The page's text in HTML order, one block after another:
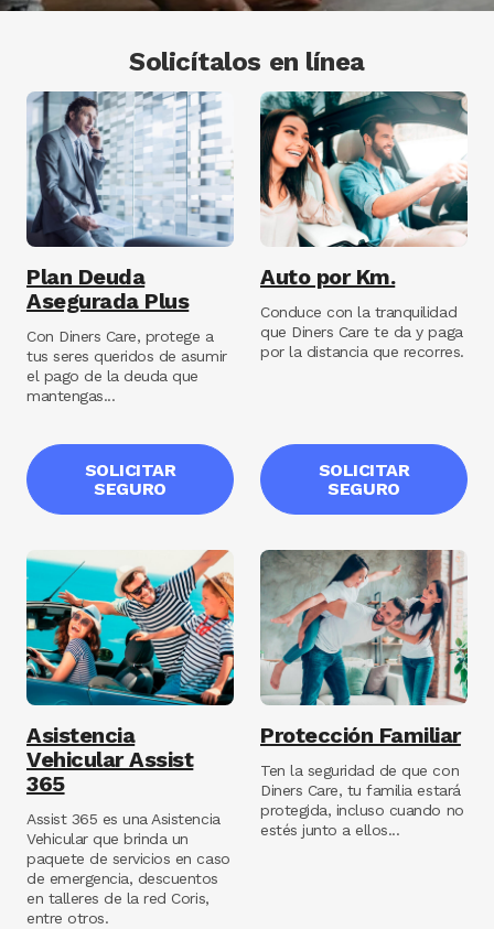
Solicítalos en línea
Image
Plan Deuda
Asegurada Plus
Con Diners Care, protege a
tus seres queridos de asumir
el pago de la deuda que
mantengas...
SOLICITAR
SEGURO
Image
Auto por Km.
Conduce con la tranquilidad
que Diners Care te da y paga
por la distancia que recorres.
SOLICITAR
SEGURO
Image
Asistencia
Vehicular Assist
365
Assist 365 es una Asistencia
Vehicular que brinda un
paquete de servicios en caso
de emergencia, descuentos
en talleres de la red Coris,
entre otros.
Image
Protección Familiar
Ten la seguridad de que con
Diners Care, tu familia estará
protegida, incluso cuando no
estés junto a ellos...